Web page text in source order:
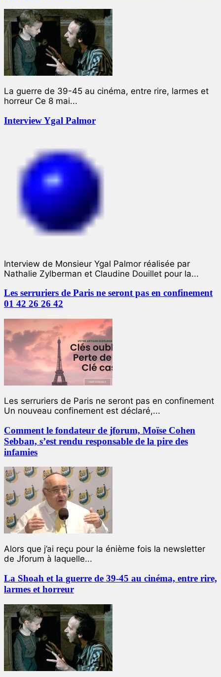
La guerre de 39-45 au cinéma, entre rire, larmes et
horreur Ce 8 mai...
Interview Ygal Palmor
Interview de Monsieur Ygal Palmor réalisée par
Nathalie Zylberman et Claudine Douillet pour la...
Les serruriers de Paris ne seront pas en confinement
01 42 26 26 42
Les serruriers de Paris ne seront pas en confinement
Un nouveau confinement est déclaré,...
Comment le fondateur de jforum, Moïse Cohen
Sebban, s’est rendu responsable de la pire des
infamies
Alors que j’ai reçu pour la énième fois la newsletter
de Jforum à laquelle...
La Shoah et la guerre de 39-45 au cinéma, entre rire,
larmes et horreur